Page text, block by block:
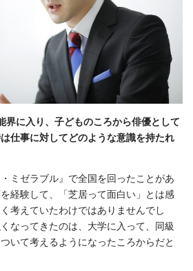
に入り、子どものころから俳優として
仕事に対してどのような意識を持たれ
ミゼラブル』で全国を回ったことがあ
経験して、「芝居って面白い」とは感
考えていたわけではありませんでし
なってきたのは、大学に入って、同級
いて考えるようになったころからだと